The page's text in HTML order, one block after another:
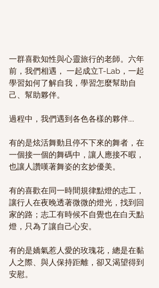
一群喜歡知性與心靈旅行的老師。六年
前，我們相遇， 一起成立T-Lab，一起
學習如何了解自我，學習怎麼幫助自
己、幫助夥伴。
過程中，我們遇到各色各樣的夥伴....
有的是炫活舞動且停不下來的舞者，在
一個接一個的舞碼中，讓人應接不暇，
也讓人讚嘆著舞姿的玄妙優美。
有的喜歡在同一時間規律點燈的志工，
讓行人在夜晚透著微微的燈光，找到回
家的路；志工有時候不自覺也在白天點
燈，只為了讓自己心安。
有的是嬌氣惹人愛的玫瑰花，總是在黏
人之際、與人保持距離，卻又渴望得到
安慰。